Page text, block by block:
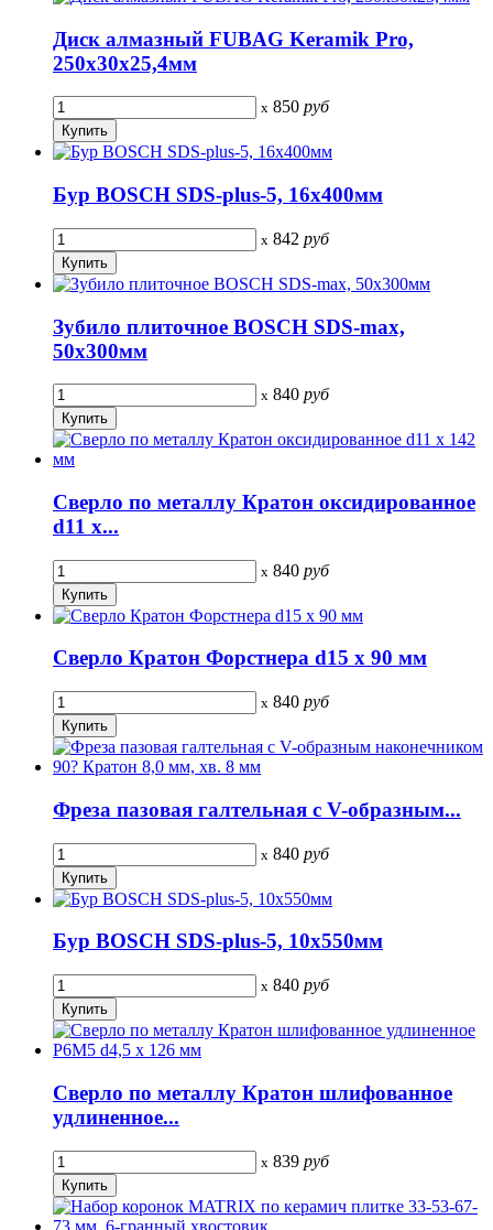
Диск алмазный FUBAG Keramik Pro,
250x30x25,4мм
x 850 руб
Бур BOSCH SDS-plus-5, 16x400мм
x 842 руб
Зубило плиточное BOSCH SDS-max,
50х300мм
x 840 руб
Сверло по металлу Кратон оксидированное
d11 х...
x 840 руб
Сверло Кратон Форстнера d15 х 90 мм
x 840 руб
Фреза пазовая галтельная с V-образным...
x 840 руб
Бур BOSCH SDS-plus-5, 10x550мм
x 840 руб
Сверло по металлу Кратон шлифованное
удлиненное...
x 839 руб